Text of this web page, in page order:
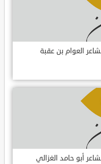
العوام بن عقبة
أبو حامد الغزالي